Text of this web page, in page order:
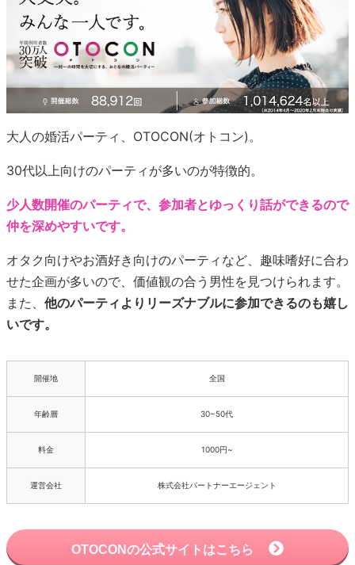
大人の婚活パーティ、OTOCON(オトコン)。
30代以上向けのパーティが多いのが特徴的。
少人数開催のパーティで、参加者とゆっくり話ができるので
仲を深めやすいです。
オタク向けやお酒好き向けのパーティなど、趣味嗜好に合わ
せた企画が多いので、価値観の合う男性を見つけられます。
また、 他のパーティよりリーズナブルに参加できるのも嬉し
いです。
開催地 全国
年齢層 30~50代
料金 1000円~
運営会社 株式会社パートナーエージェント
OTOCONの公式サイトはこちら